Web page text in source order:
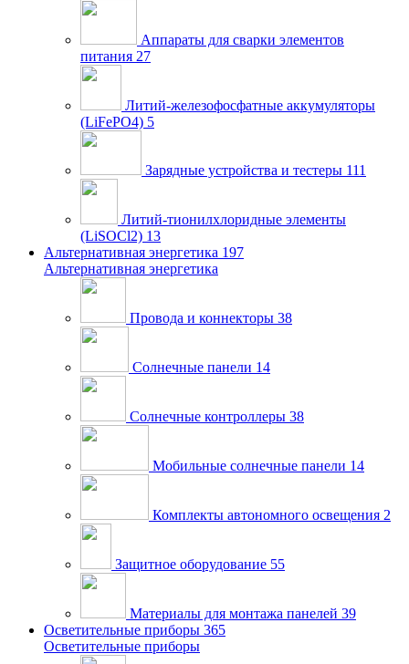
Аппараты для сварки элементов
питания 27
Литий-железофосфатные аккумуляторы
(LiFePO4) 5
Зарядные устройства и тестеры 111
Литий-тионилхлоридные элементы
(LiSOCl2) 13
Альтернативная энергетика 197
Альтернативная энергетика
Провода и коннекторы 38
Солнечные панели 14
Солнечные контроллеры 38
Мобильные солнечные панели 14
Комплекты автономного освещения 2
Защитное оборудование 55
Материалы для монтажа панелей 39
Осветительные приборы 365
Осветительные приборы